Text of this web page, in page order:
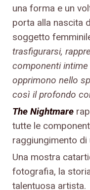
una forma e un
porta alla nascita
soggetto
trasfigurarsi,
componenti intime
opprimono nello
così il profondo
The Nightmare
tutte le
raggiungimento di
Una mostra
fotografia, la
talentuosa artista.